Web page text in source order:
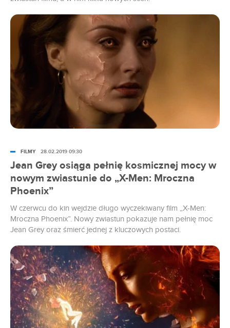
Jean Grey osiąga pełnię kosmicznej mocy w
nowym zwiastunie do „X-Men: Mroczna
Phoenix”
W czerwcu do kin wejdzie długo wyczekiwany film „X-Men:
Mroczna Phoenix”. Nowy zwiastun pokazuje nam pełnię moc
Jean Grey oraz śmierć jednej z kluczowych postaci.
FILMY 28.02.2019 09:30